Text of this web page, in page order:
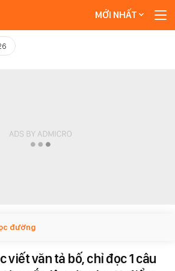
MỚI NHẤT
đường
viết văn tả bố, chỉ đọc 1 câu